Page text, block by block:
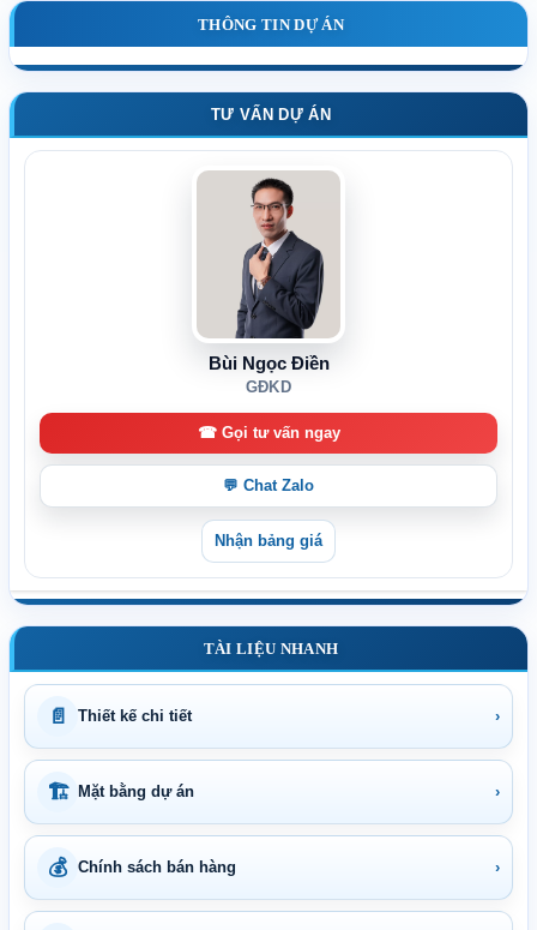
THÔNG TIN DỰ ÁN
TƯ VẤN DỰ ÁN
Bùi Ngọc Điền
GĐKD
☎ Gọi tư vấn ngay
💬 Chat Zalo
Nhận bảng giá
TÀI LIỆU NHANH
📄 Thiết kế chi tiết ›
🏗 Mặt bằng dự án ›
💰 Chính sách bán hàng ›